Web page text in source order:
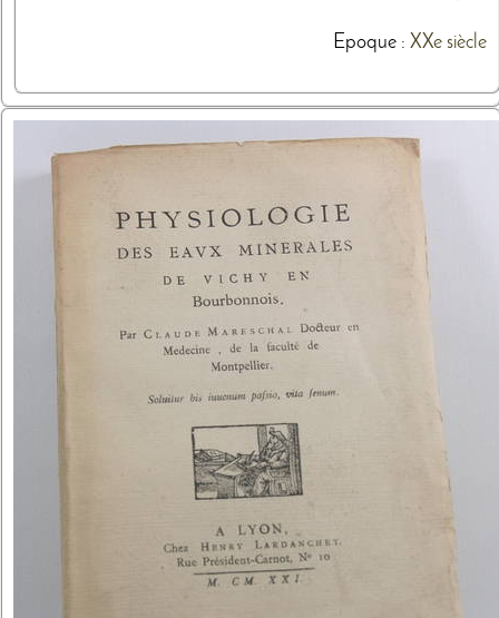
Epoque : XXe siècle